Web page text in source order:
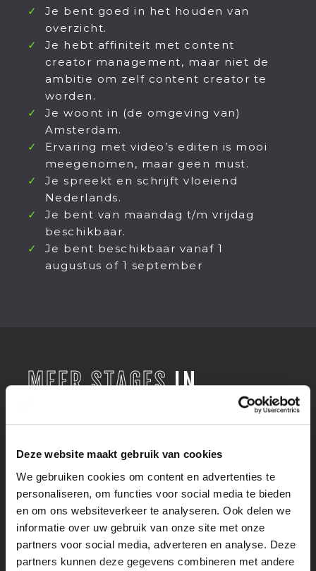
Deze website maakt gebruik van cookies
We gebruiken cookies om content en advertenties te
personaliseren, om functies voor social media te bieden
en om ons websiteverkeer te analyseren. Ook delen we
informatie over uw gebruik van onze site met onze
partners voor social media, adverteren en analyse. Deze
partners kunnen deze gegevens combineren met andere
Je bent goed in het houden van
overzicht.
Je hebt affiniteit met content
creator management, maar niet de
ambitie om zelf content creator te
worden.
Je woont in (de omgeving van)
Amsterdam.
Ervaring met video’s editen is mooi
meegenomen, maar geen must.
Je spreekt en schrijft vloeiend
Nederlands.
Je bent van maandag t/m vrijdag
beschikbaar.
Je bent beschikbaar vanaf 1
augustus of 1 september
MEER STAGESIN
WBOOKS - UITGEVERIJ
MARKETING EN COMMUNICATIE
STAGIAIR SALES EN EVENTS BIJ
EXPERIENCE HIGHLIGHT OF HOLLAND
MARKETING EN COMMUNICATIE
STAGIAIR CONTENT MARKETING BIJ